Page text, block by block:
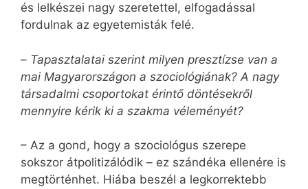
és lelkészei nagy szeretettel, elfogadással
fordulnak az egyetemisták felé.
– Tapasztalatai szerint milyen presztízse van a
mai Magyarországon a szociológiának? A nagy
társadalmi csoportokat érintő döntésekről
mennyire kérik ki a szakma véleményét?
– Az a gond, hogy a szociológus szerepe
sokszor átpolitizálódik – ez szándéka ellenére is
megtörténhet. Hiába beszél a legkorrektebb